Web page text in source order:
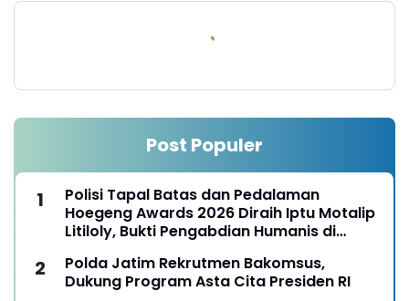
Post Populer
Polisi Tapal Batas dan Pedalaman
Hoegeng Awards 2026 Diraih Iptu Motalip
Litiloly, Bukti Pengabdian Humanis di
Polda Jatim Rekrutmen Bakomsus,
Dukung Program Asta Cita Presiden RI